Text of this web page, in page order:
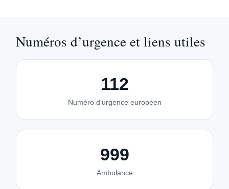
Numéros d’urgence et liens utiles
112
Numéro d’urgence européen
999
Ambulance